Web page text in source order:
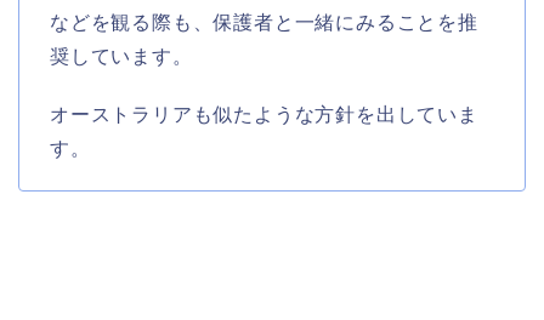
などを観る際も、保護者と一緒にみることを推
奨しています。
オーストラリアも似たような方針を出していま
す。